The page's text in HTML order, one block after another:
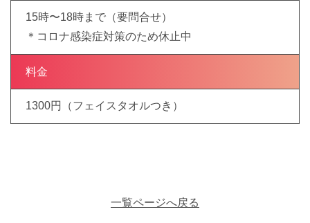
15時〜18時まで（要問合せ）
＊コロナ感染症対策のため休止中
料金
1300円（フェイスタオルつき）
一覧ページへ戻る